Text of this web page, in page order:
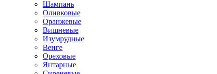
Шампань
Оливковые
Оранжевые
Вишневые
Изумрудные
Венге
Ореховые
Янтарные